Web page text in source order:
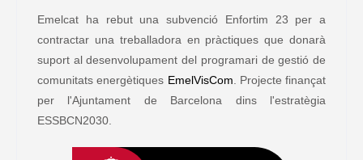
Emelcat ha rebut una subvenció Enfortim 23 per a
contractar una treballadora en pràctiques que donarà
suport al desenvolupament del programari de gestió de
comunitats energètiques EmelVisCom . Projecte finançat
per l'Ajuntament de Barcelona dins l'estratègia
ESSBCN2030.